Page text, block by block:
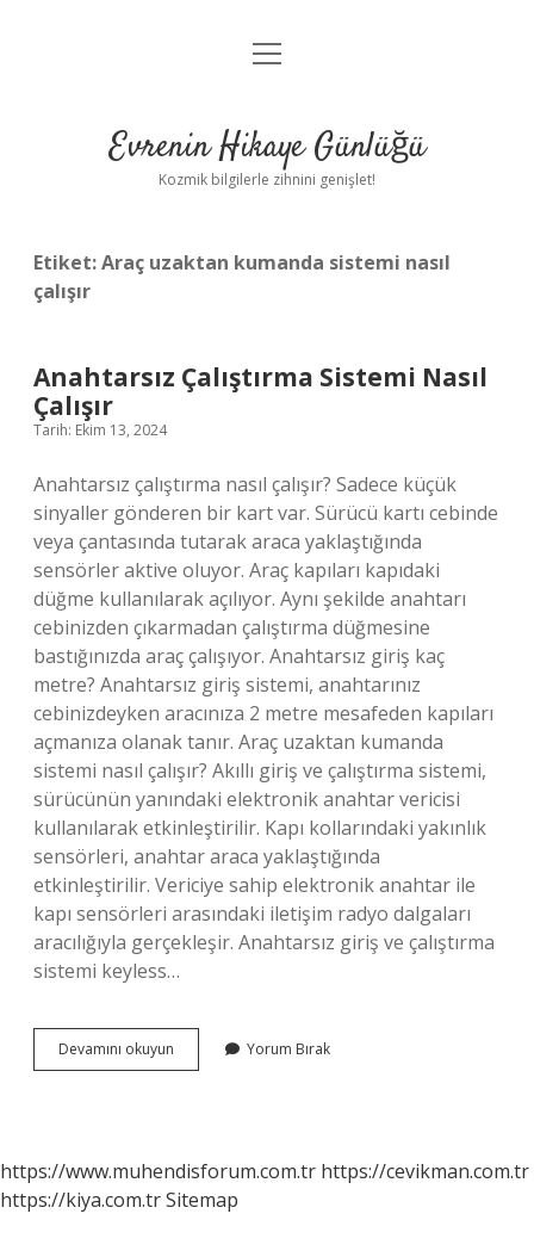
Anasayfa
Yasal Uyarı
menüyü
Evrenin Hikaye Günlüğü
Kozmik bilgilerle zihnini genişlet!
Etiket:Araç uzaktan kumanda sistemi nasıl
çalışır
Anahtarsız Çalıştırma Sistemi Nasıl
Çalışır
Tarih: Ekim 13, 2024
Anahtarsız çalıştırma nasıl çalışır? Sadece küçük
sinyaller gönderen bir kart var. Sürücü kartı cebinde
veya çantasında tutarak araca yaklaştığında
sensörler aktive oluyor. Araç kapıları kapıdaki
düğme kullanılarak açılıyor. Aynı şekilde anahtarı
cebinizden çıkarmadan çalıştırma düğmesine
bastığınızda araç çalışıyor. Anahtarsız giriş kaç
metre? Anahtarsız giriş sistemi, anahtarınız
cebinizdeyken aracınıza 2 metre mesafeden kapıları
açmanıza olanak tanır. Araç uzaktan kumanda
sistemi nasıl çalışır? Akıllı giriş ve çalıştırma sistemi,
sürücünün yanındaki elektronik anahtar vericisi
kullanılarak etkinleştirilir. Kapı kollarındaki yakınlık
sensörleri, anahtar araca yaklaştığında
etkinleştirilir. Vericiye sahip elektronik anahtar ile
kapı sensörleri arasındaki iletişim radyo dalgaları
aracılığıyla gerçekleşir. Anahtarsız giriş ve çalıştırma
sistemi keyless…
Devamını okuyun Anahtarsız
Çalıştırma
Yorum Bırak
https://www.muhendisforum.com.tr https://cevikman.com.tr
https://kiya.com.trSitemap